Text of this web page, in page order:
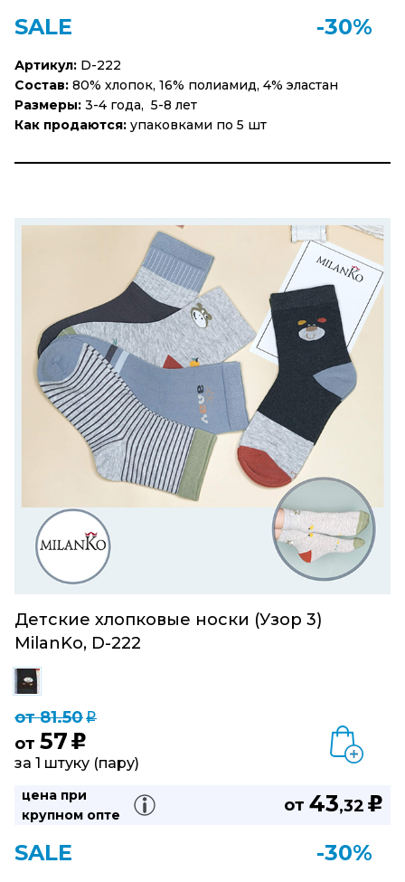
SALE -30%
Артикул: D-222
Состав: 80% хлопок, 16% полиамид, 4% эластан
Размеры: 3-4 года, 5-8 лет
Как продаются: упаковками по 5 шт
Детские хлопковые носки (Узор 3)
MilanKo, D-222
от 81.50q
от 57 u
за 1 штуку (пару)
цена при
крупном опте
от 43,32 u
SALE -30%